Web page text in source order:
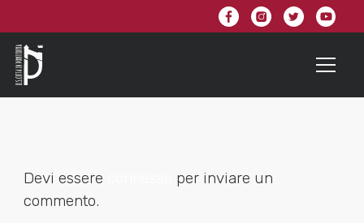
Devi essere
per inviare un
commento.